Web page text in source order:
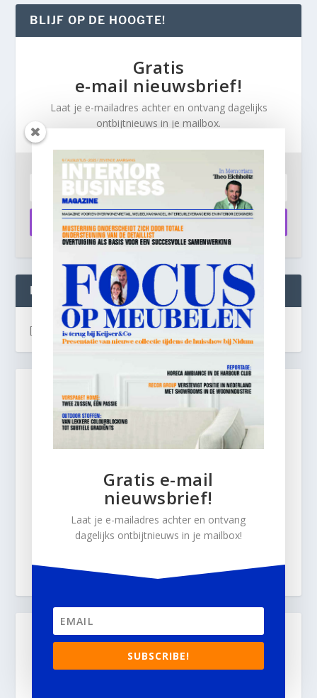
BLIJF OP DE HOOGTE!
Gratis
e-mail nieuwsbrief!
Laat je e-mailadres achter en ontvang dagelijks
ontbijtnieuws in je mailbox.
Aanmelden
INTERIOR BUSINESS LIVE:
[instagram-feed]
Gratis e-mail
nieuwsbrief!
Laat je e-mailadres achter en ontvang
dagelijks ontbijtnieuws in je mailbox!
SUBSCRIBE!